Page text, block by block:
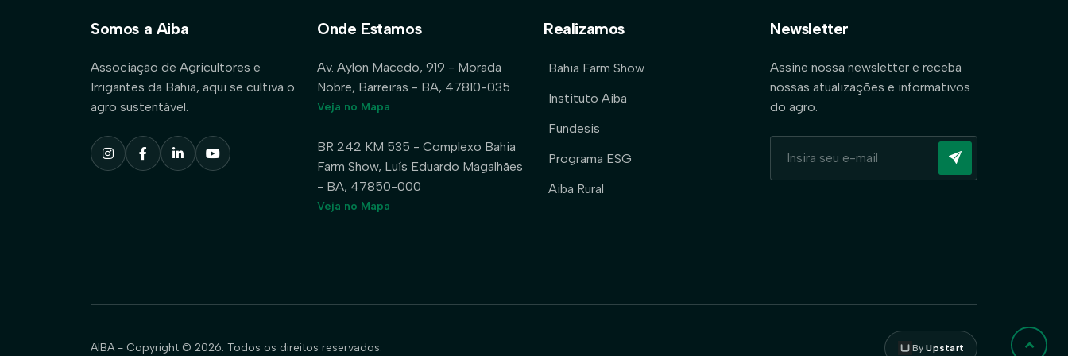
Somos a Aiba
Associação de Agricultores e
Irrigantes da Bahia, aqui se cultiva o
agro sustentável.
Onde Estamos
Av. Aylon Macedo, 919 - Morada
Nobre, Barreiras - BA, 47810-035
Veja no Mapa
BR 242 KM 535 - Complexo Bahia
Farm Show, Luís Eduardo Magalhães
- BA, 47850-000
Veja no Mapa
Realizamos
Bahia Farm Show
Instituto Aiba
Fundesis
Programa ESG
Aiba Rural
Newsletter
Assine nossa newsletter e receba
nossas atualizações e informativos
do agro.
AIBA - Copyright © 2026. Todos os direitos reservados. ByUpstart